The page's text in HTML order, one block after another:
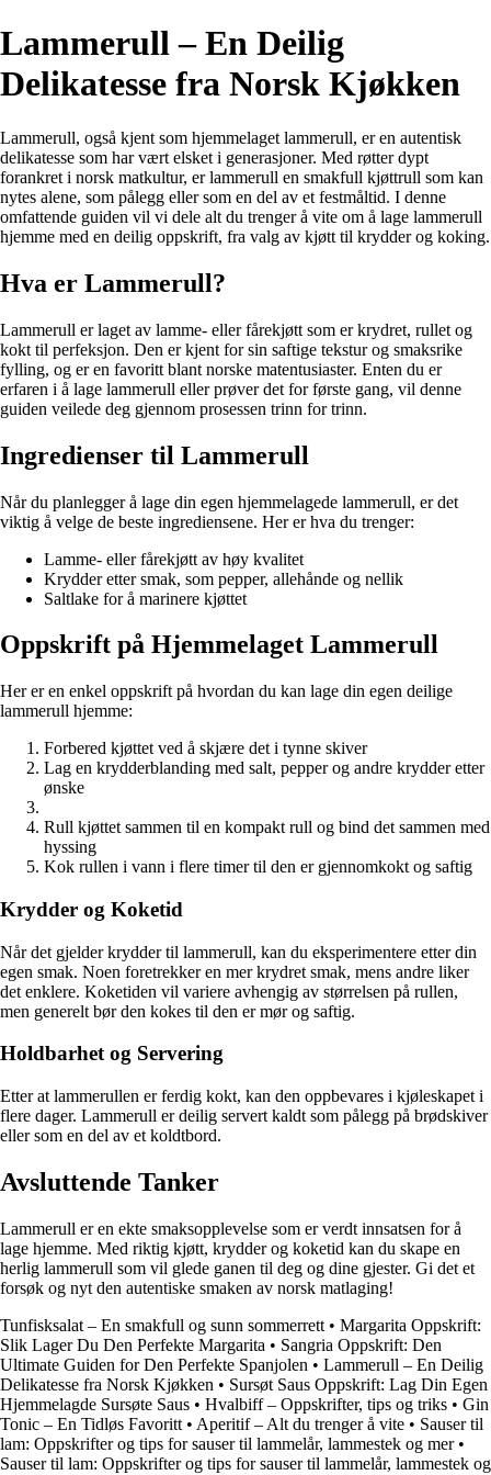
Lammerull – En Deilig
Delikatesse fra Norsk Kjøkken
Lammerull, også kjent som hjemmelaget lammerull, er en autentisk
delikatesse som har vært elsket i generasjoner. Med røtter dypt
forankret i norsk matkultur, er lammerull en smakfull kjøttrull som kan
nytes alene, som pålegg eller som en del av et festmåltid. I denne
omfattende guiden vil vi dele alt du trenger å vite om å lage lammerull
hjemme med en deilig oppskrift, fra valg av kjøtt til krydder og koking.
Hva er Lammerull?
Lammerull er laget av lamme- eller fårekjøtt som er krydret, rullet og
kokt til perfeksjon. Den er kjent for sin saftige tekstur og smaksrike
fylling, og er en favoritt blant norske matentusiaster. Enten du er
erfaren i å lage lammerull eller prøver det for første gang, vil denne
guiden veilede deg gjennom prosessen trinn for trinn.
Ingredienser til Lammerull
Når du planlegger å lage din egen hjemmelagede lammerull, er det
viktig å velge de beste ingrediensene. Her er hva du trenger:
Lamme- eller fårekjøtt av høy kvalitet
Krydder etter smak, som pepper, allehånde og nellik
Saltlake for å marinere kjøttet
Oppskrift på Hjemmelaget Lammerull
Her er en enkel oppskrift på hvordan du kan lage din egen deilige
lammerull hjemme:
Forbered kjøttet ved å skjære det i tynne skiver
Lag en krydderblanding med salt, pepper og andre krydder etter
ønske
Rull kjøttet sammen til en kompakt rull og bind det sammen med
hyssing
Kok rullen i vann i flere timer til den er gjennomkokt og saftig
Krydder og Koketid
Når det gjelder krydder til lammerull, kan du eksperimentere etter din
egen smak. Noen foretrekker en mer krydret smak, mens andre liker
det enklere. Koketiden vil variere avhengig av størrelsen på rullen,
men generelt bør den kokes til den er mør og saftig.
Holdbarhet og Servering
Etter at lammerullen er ferdig kokt, kan den oppbevares i kjøleskapet i
flere dager. Lammerull er deilig servert kaldt som pålegg på brødskiver
eller som en del av et koldtbord.
Avsluttende Tanker
Lammerull er en ekte smaksopplevelse som er verdt innsatsen for å
lage hjemme. Med riktig kjøtt, krydder og koketid kan du skape en
herlig lammerull som vil glede ganen til deg og dine gjester. Gi det et
forsøk og nyt den autentiske smaken av norsk matlaging!
Tunfisksalat – En smakfull og sunn sommerrett • Margarita Oppskrift:
Slik Lager Du Den Perfekte Margarita • Sangria Oppskrift: Den
Ultimate Guiden for Den Perfekte Spanjolen • Lammerull – En Deilig
Delikatesse fra Norsk Kjøkken • Sursøt Saus Oppskrift: Lag Din Egen
Hjemmelagde Sursøte Saus • Hvalbiff – Oppskrifter, tips og triks • Gin
Tonic – En Tidløs Favoritt • Aperitif – Alt du trenger å vite • Sauser til
lam: Oppskrifter og tips for sauser til lammelår, lammestek og mer•
Sauser til lam: Oppskrifter og tips for sauser til lammelår, lammestek og